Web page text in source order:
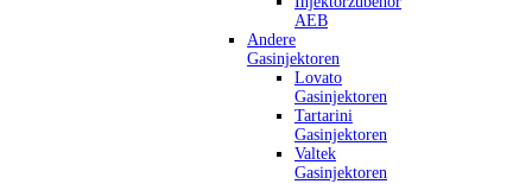
AEB
Andere
Gasinjektoren
Lovato
Gasinjektoren
Tartarini
Gasinjektoren
Valtek
Gasinjektoren